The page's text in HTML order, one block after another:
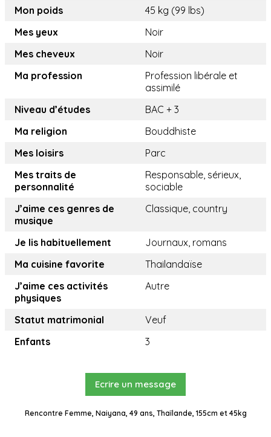
Mon poids
45 kg (99 lbs)
Mes yeux
Noir
Mes cheveux
Noir
Ma profession
Profession libérale et
assimilé
Niveau d’études
BAC + 3
Ma religion
Bouddhiste
Mes loisirs
Parc
Mes traits de
personnalité
Responsable, sérieux,
sociable
J’aime ces genres de
musique
Classique, country
Je lis habituellement
Journaux, romans
Ma cuisine favorite
Thailandaïse
J’aime ces activités
physiques
Autre
Statut matrimonial
Veuf
Enfants
3
Ecrire un message
Rencontre Femme, Naiyana, 49 ans, Thaïlande, 155cm et 45kg